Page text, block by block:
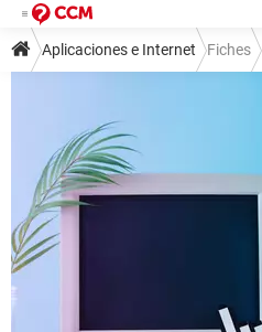
Aplicaciones e Internet Fiches